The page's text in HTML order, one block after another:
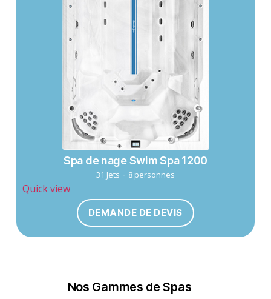
Spa de nage Swim Spa 1200
31 Jets - 8 personnes
Quick view
DEMANDE DE DEVIS
Nos Gammes de Spas